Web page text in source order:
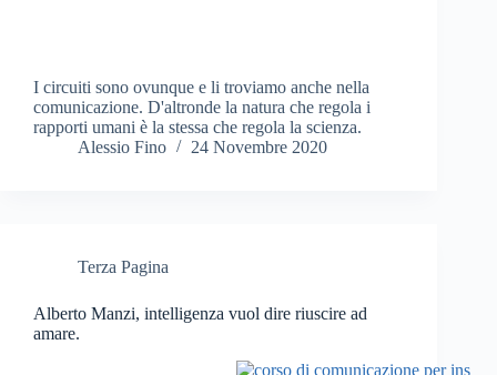
I circuiti sono ovunque e li troviamo anche nella
comunicazione. D'altronde la natura che regola i
rapporti umani è la stessa che regola la scienza.
Alessio Fino
24 Novembre 2020
Terza Pagina
Alberto Manzi, intelligenza vuol dire riuscire ad
amare.